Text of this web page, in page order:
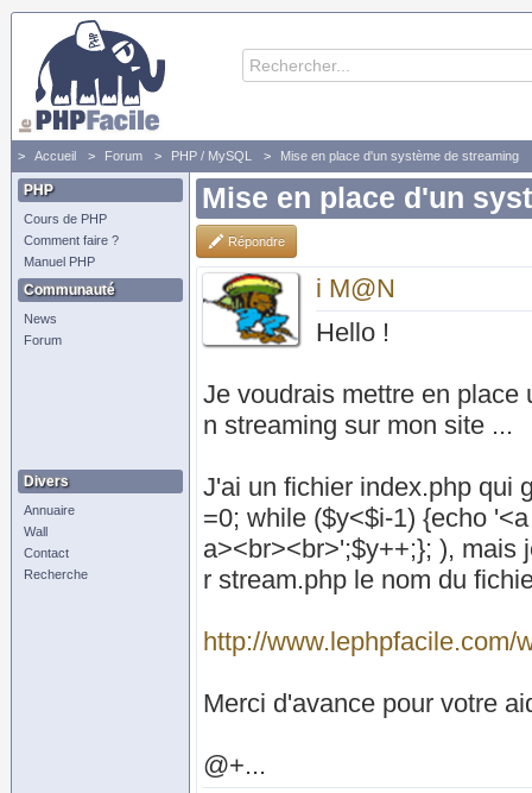
Accueil Forum PHP / MySQL Mise en place d'un système de streaming
PHP
Cours de PHP
Comment faire ?
Manuel PHP
Communauté
News
Forum
Divers
Annuaire
Wall
Contact
Recherche
Mise en place d'un
Répondre
i M@N
Hello !
Je voudrais mettre en place
n streaming sur mon site ...
J'ai un fichier index.php qui
=0; while ($y<$i-1) {echo
a><br><br>';$y++;}; ), mais
r stream.php le nom du
http://www.lephpfacile.com/
Merci d'avance pour votre
@+...